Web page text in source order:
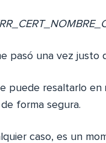
pasó una vez justo
puede resaltarlo en
forma segura.
caso, es un